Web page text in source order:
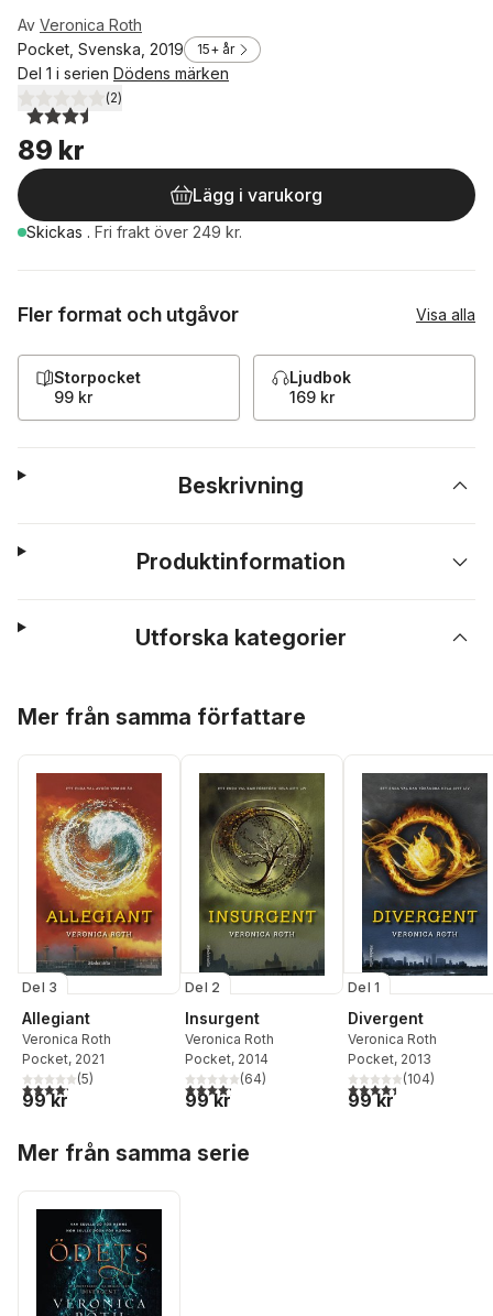
Av Veronica Roth
Pocket, Svenska, 2019
15+ år
Del 1 i serien Dödens märken
3,5utav 5 stjärnor. Totalt antal röster:
(2)
89 kr
Lägg i varukorg
Skickas . Fri frakt över 249 kr.
Fler format och utgåvor Visa alla
Storpocket
99 kr
Ljudbok
169 kr
Beskrivning
Produktinformation
Utforska kategorier
Mer från samma författare
Del 3
Allegiant
Veronica Roth
Pocket, 2021
4,2utav 5 stjärnor. Totalt antal röster:
(5)
99 kr
Del 2
Insurgent
Veronica Roth
Pocket, 2014
4,2utav 5 stjärnor. Totalt antal röster:
(64)
99 kr
Del 1
Divergent
Veronica Roth
Pocket, 2013
4,4utav 5 stjärnor.
(104)
99 kr
Mer från samma serie